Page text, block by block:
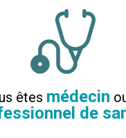
êtes médecin
de